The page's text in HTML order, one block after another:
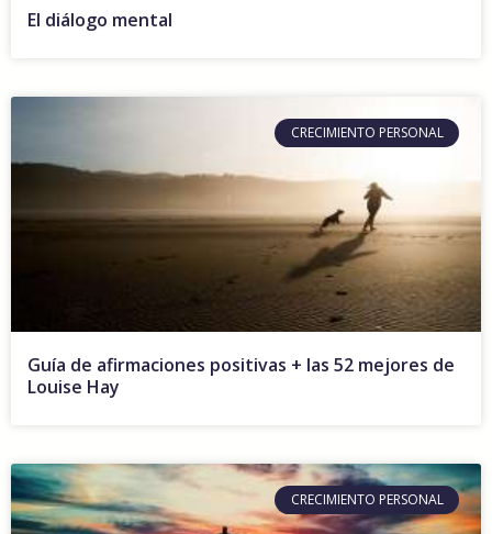
El diálogo mental
CRECIMIENTO PERSONAL
Guía de afirmaciones positivas + las 52 mejores de
Louise Hay
CRECIMIENTO PERSONAL